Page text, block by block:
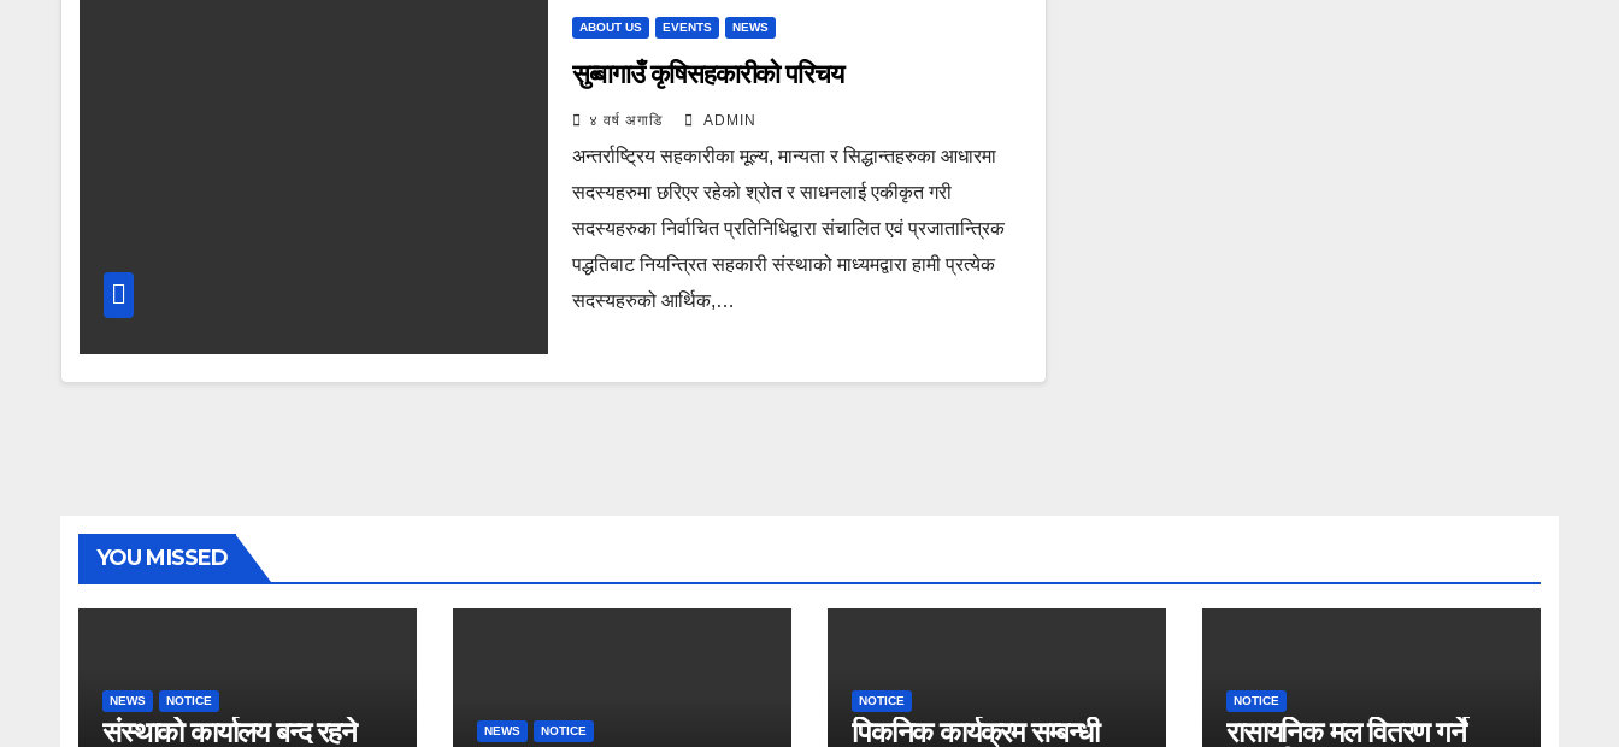
ABOUT US EVENTS NEWS
सुब्बागाउँ कृषिसहकारीको परिचय
४ वर्ष अगाडि ADMIN
अन्तर्राष्ट्रिय सहकारीका मूल्य, मान्यता र सिद्धान्तहरुका आधारमा
सदस्यहरुमा छरिएर रहेको श्रोत र साधनलाई एकीकृत गरी
सदस्यहरुका निर्वाचित प्रतिनिधिद्वारा संचालित एवं प्रजातान्त्रिक
पद्धतिबाट नियन्त्रित सहकारी संस्थाको माध्यमद्वारा हामी प्रत्येक
सदस्यहरुको आर्थिक,…
YOU MISSED
NEWS NOTICE
संस्थाको कार्यालय बन्द रहने
NEWS NOTICE
NOTICE
पिकनिक कार्यक्रम सम्बन्धी
NOTICE
रासायनिक मल वितरण गर्ने